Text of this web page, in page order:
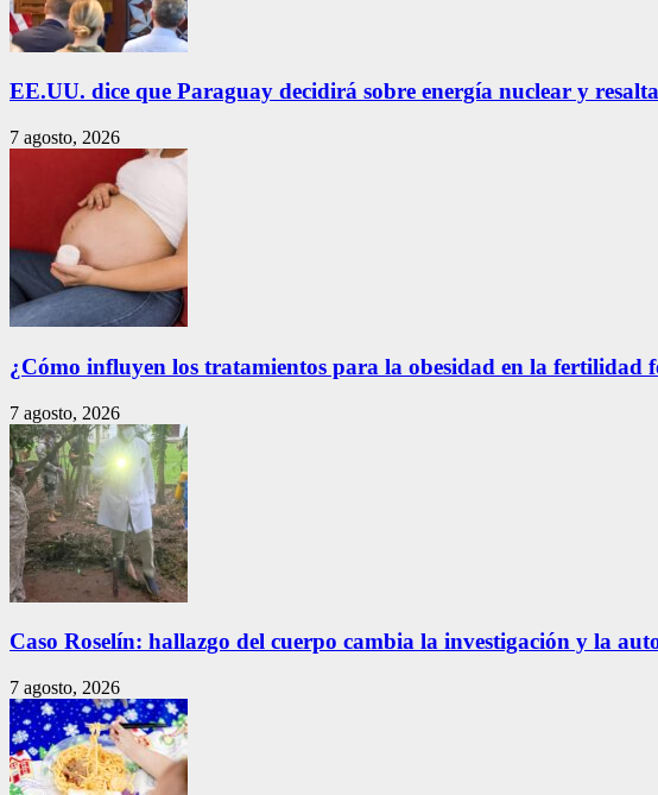
EE.UU. dice que Paraguay decidirá sobre energía nuclear y
7 agosto, 2026
¿Cómo influyen los tratamientos para la obesidad en la fertilidad
7 agosto, 2026
Caso Roselín: hallazgo del cuerpo cambia la investigación y la
7 agosto, 2026